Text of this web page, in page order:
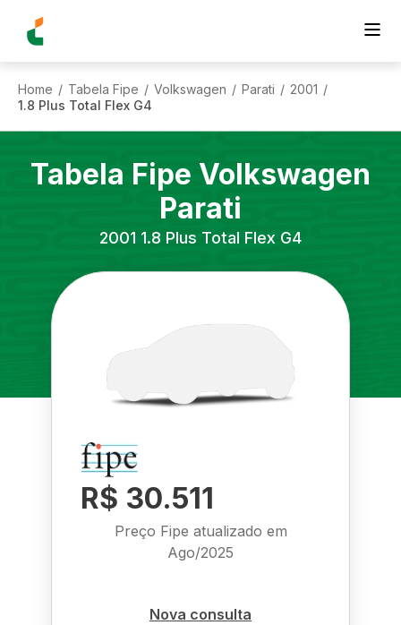
Home / Tabela Fipe / Volkswagen / Parati / 2001 /
1.8 Plus Total Flex G4
Tabela Fipe Volkswagen
Parati
2001 1.8 Plus Total Flex G4
R$ 30.511
Preço Fipe atualizado em
Ago/2025
Nova consulta